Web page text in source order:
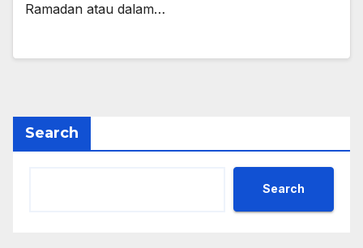
Ramadan atau dalam…
Search
Search